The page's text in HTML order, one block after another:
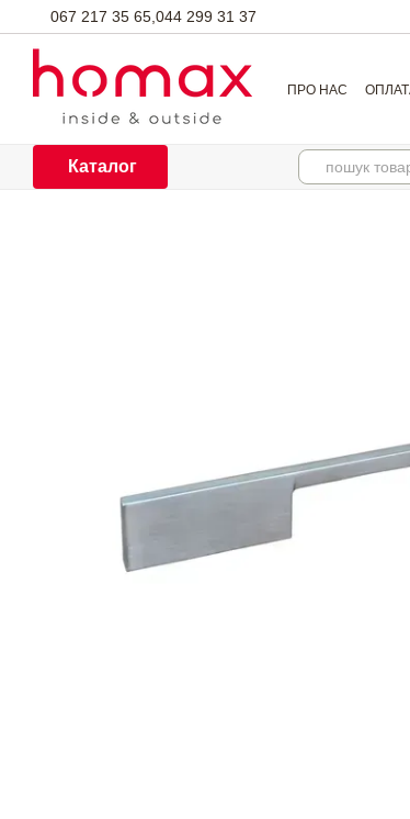
Перейти до основного контенту
067 217 35 65, 044 299 31 37
ПРО НАС
Каталог